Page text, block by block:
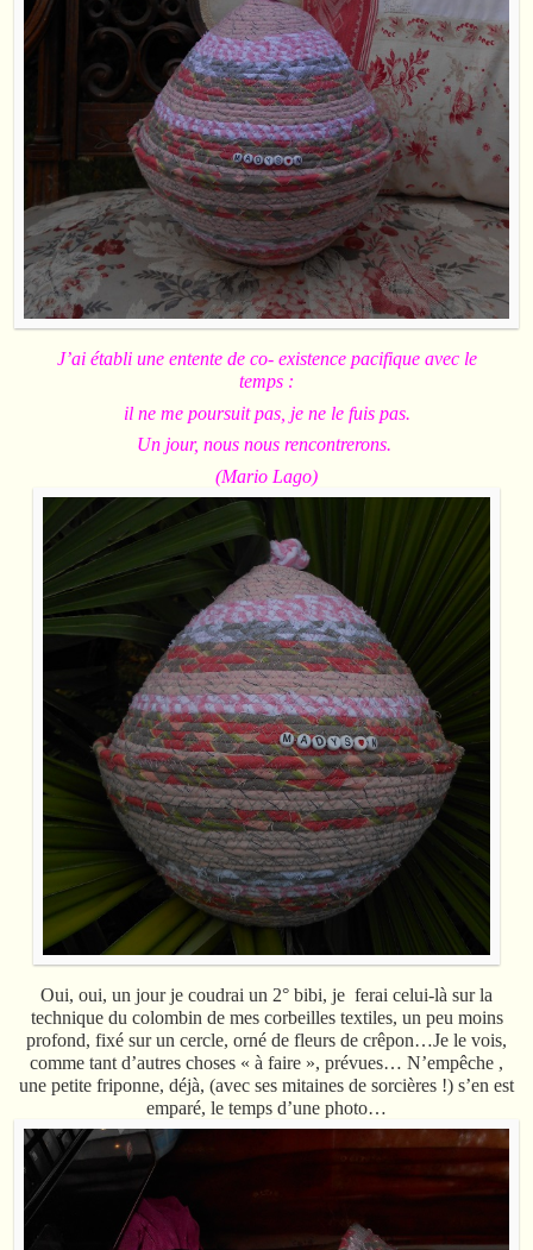
J’ai établi une entente de co- existence pacifique avec le
temps :
il ne me poursuit pas, je ne le fuis pas.
Un jour, nous nous rencontrerons.
(Mario Lago)
Oui, oui, un jour je coudrai un 2° bibi, je ferai celui-là sur la
technique du colombin de mes corbeilles textiles, un peu moins
profond, fixé sur un cercle, orné de fleurs de crêpon…Je le vois,
comme tant d’autres choses « à faire », prévues… N’empêche ,
une petite friponne, déjà, (avec ses mitaines de sorcières !) s’en est
emparé, le temps d’une photo…